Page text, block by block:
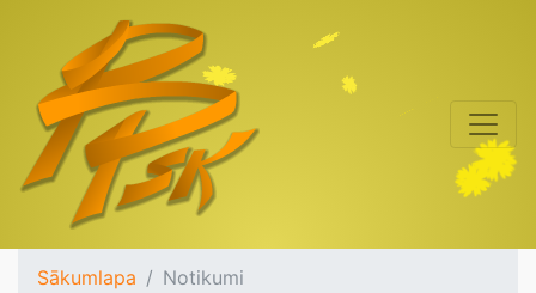
Sākumlapa Notikumi